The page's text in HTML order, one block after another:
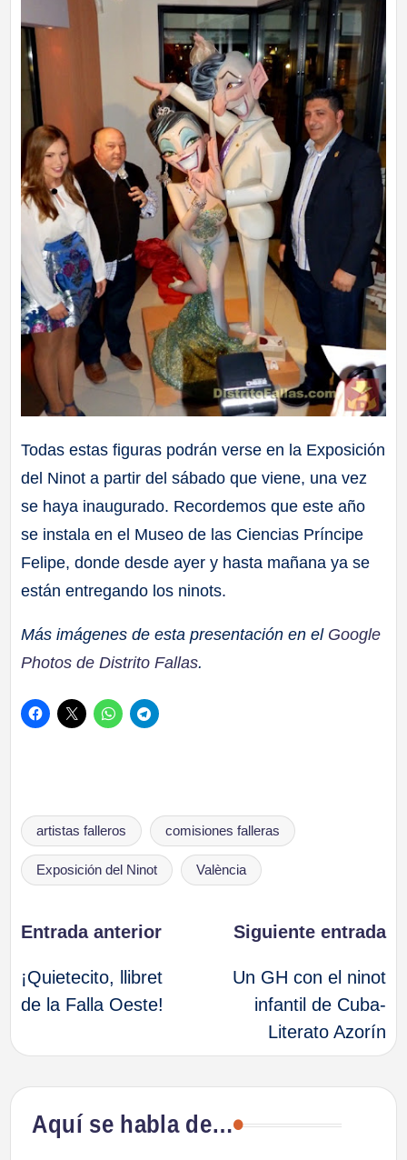
Todas estas figuras podrán verse en la Exposición
del Ninot a partir del sábado que viene, una vez
se haya inaugurado. Recordemos que este año
se instala en el Museo de las Ciencias Príncipe
Felipe, donde desde ayer y hasta mañana ya se
están entregando los ninots.
Más imágenes de esta presentación en el Google
Photos de Distrito Fallas.
Etiquetas:
artistas falleros comisiones falleras
Exposición del Ninot València
Navegación
de
entradas
Entrada anterior
¡Quietecito, llibret
de la Falla Oeste!
Siguiente entrada
Un GH con el ninot
infantil de Cuba-
Literato Azorín
Aquí se habla de…